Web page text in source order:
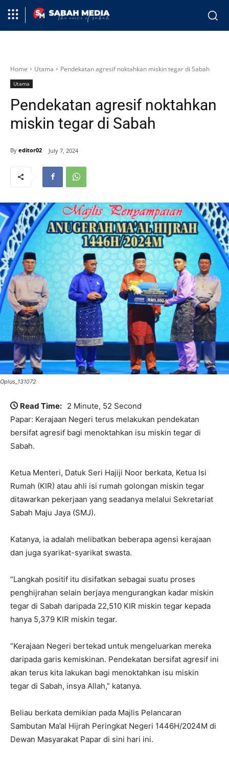
Home Utama Pendekatan agresif noktahkan miskin tegar di Sabah
Utama
Pendekatan agresif noktahkan
miskin tegar di Sabah
By editor02 July 7, 2024
Oplus_131072
Read Time: 2 Minute, 52 Second
Papar: Kerajaan Negeri terus melakukan pendekatan
bersifat agresif bagi menoktahkan isu miskin tegar di
Sabah.
Ketua Menteri, Datuk Seri Hajiji Noor berkata, Ketua Isi
Rumah (KIR) atau ahli isi rumah golongan miskin tegar
ditawarkan pekerjaan yang seadanya melalui Sekretariat
Sabah Maju Jaya (SMJ).
Katanya, ia adalah melibatkan beberapa agensi kerajaan
dan juga syarikat-syarikat swasta.
“Langkah positif itu disifatkan sebagai suatu proses
penghijrahan selain berjaya mengurangkan kadar miskin
tegar di Sabah daripada 22,510 KIR miskin tegar kepada
hanya 5,379 KIR miskin tegar.
“Kerajaan Negeri bertekad untuk mengeluarkan mereka
daripada garis kemiskinan. Pendekatan bersifat agresif ini
akan terus kita lakukan bagi menoktahkan isu miskin
tegar di Sabah, insya Allah,” katanya.
Beliau berkata demikian pada Majlis Pelancaran
Sambutan Ma’al Hijrah Peringkat Negeri 1446H/2024M di
Dewan Masyarakat Papar di sini hari ini.